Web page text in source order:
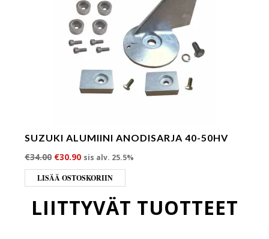
SUZUKI ALUMIINI ANODISARJA 40-50HV
€34.00 Alkuperäinen hinta oli: €34.00.
€30.90Nykyinen hinta on: €30.90.
sis alv. 25.5%
LISÄÄ OSTOSKORIIN
LIITTYVÄT TUOTTEET